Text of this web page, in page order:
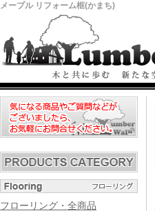
メープル リフォーム框(かまち)
フローリング・全商品